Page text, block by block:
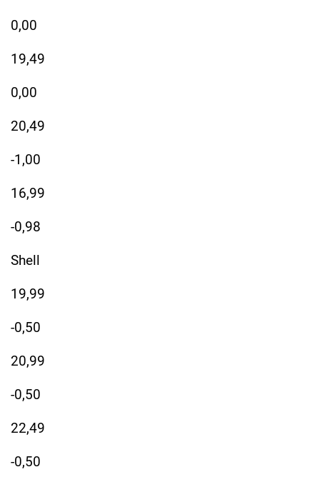
0,00
19,49
0,00
20,49
-1,00
16,99
-0,98
Shell
19,99
-0,50
20,99
-0,50
22,49
-0,50